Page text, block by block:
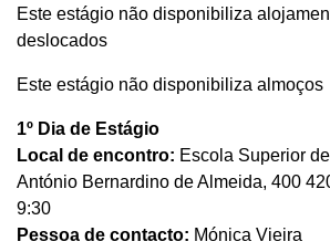
Este estágio não disponibiliza
deslocados
Este estágio não disponibiliza almoços
1º Dia de Estágio
Local de encontro: Escola Superior
António Bernardino de Almeida, 400
9:30
Pessoa de contacto: Mónica Vieira